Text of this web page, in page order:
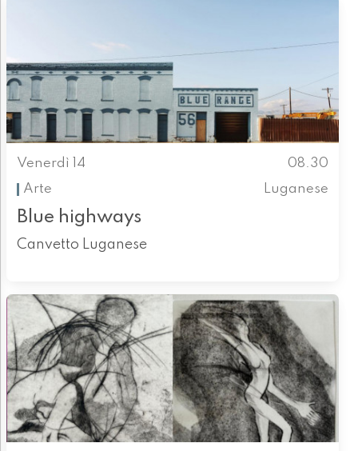
Venerdì 14
08.30
Arte
Luganese
Blue highways
Canvetto Luganese